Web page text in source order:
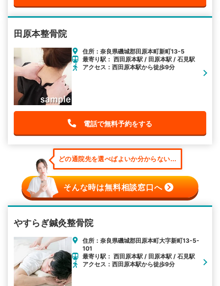
田原本整骨院
住所：奈良県磯城郡田原本町新町13-5
最寄り駅： 西田原本駅 / 田原本駅 / 石見駅
アクセス：西田原本駅から徒歩9分
電話で無料予約をする
どの通院先を選べばよいか分からない...
そんな時は無料相談窓口へ
やすらぎ鍼灸整骨院
住所：奈良県磯城郡田原本町大字新町13-5-
101
最寄り駅： 西田原本駅 / 田原本駅 / 石見駅
アクセス：西田原本駅から徒歩9分